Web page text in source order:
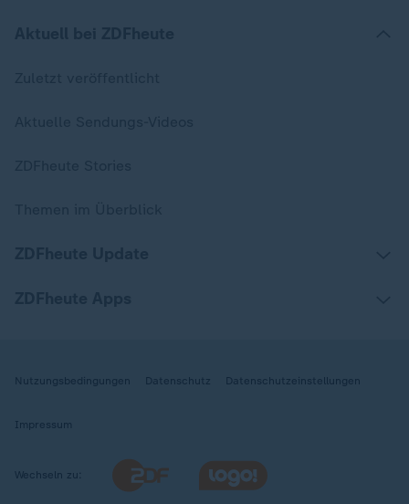
Nutzungsbedingungen Datenschutz Datenschutzeinstellungen
Impressum
Wechseln zu: